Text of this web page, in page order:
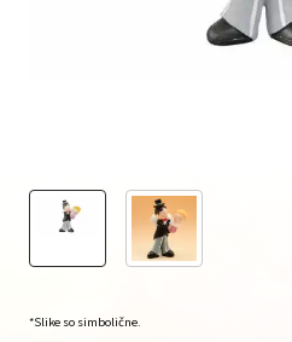
*Slike so simbolične.